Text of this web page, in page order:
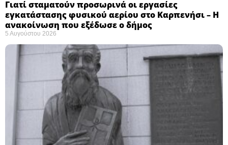
Γιατί σταματούν προσωρινά οι εργασίες
εγκατάστασης φυσικού αερίου στο Καρπενήσι – Η
ανακοίνωση που εξέδωσε ο δήμος
5 Αυγούστου 2026